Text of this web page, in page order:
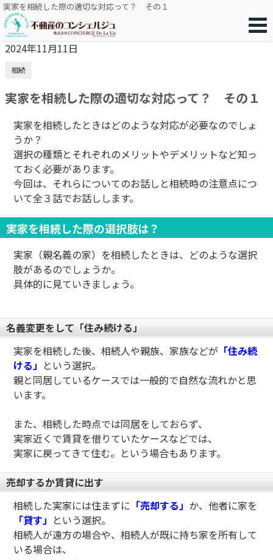
実家を相続した際の適切な対応って？ その１
2024年11月11日
相続
実家を相続した際の適切な対応って？ その１
実家を相続したときはどのような対応が必要なのでしょ
うか？
選択の種類とそれぞれのメリットやデメリットなど知っ
ておく必要があります。
今回は、それらについてのお話しと相続時の注意点につ
いて全３話でお話しします。
実家を相続した際の選択肢は？
実家（親名義の家）を相続したときは、どのような選択
肢があるのでしょうか。
具体的に見ていきましょう。
名義変更をして「住み続ける」
実家を相続した後、相続人や親族、家族などが 「住み続
ける」 という選択。
親と同居しているケースでは一般的で自然な流れかと思
います。
また、相続した時点では同居をしておらず、
実家近くで賃貸を借りていたケースなどでは、
実家に戻ってきて住む。という場合もあります。
売却するか賃貸に出す
相続した実家には住まずに 「売却する」 か、他者に家を
「貸す」 という選択。
相続人が遠方の場合や、相続人が既に持ち家を所有して
いる場合は、